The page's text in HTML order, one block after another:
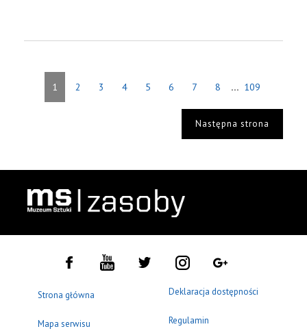
1 2 3 4 5 6 7 8 ... 109
Następna strona
Strona główna
Mapa serwisu
Deklaracja dostępności
Regulamin